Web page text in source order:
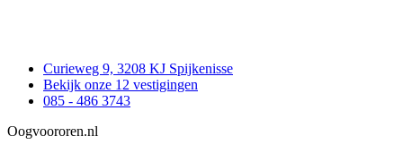
Curieweg 9, 3208 KJ Spijkenisse
Bekijk onze 12 vestigingen
085 - 486 3743
Oogvoororen.nl